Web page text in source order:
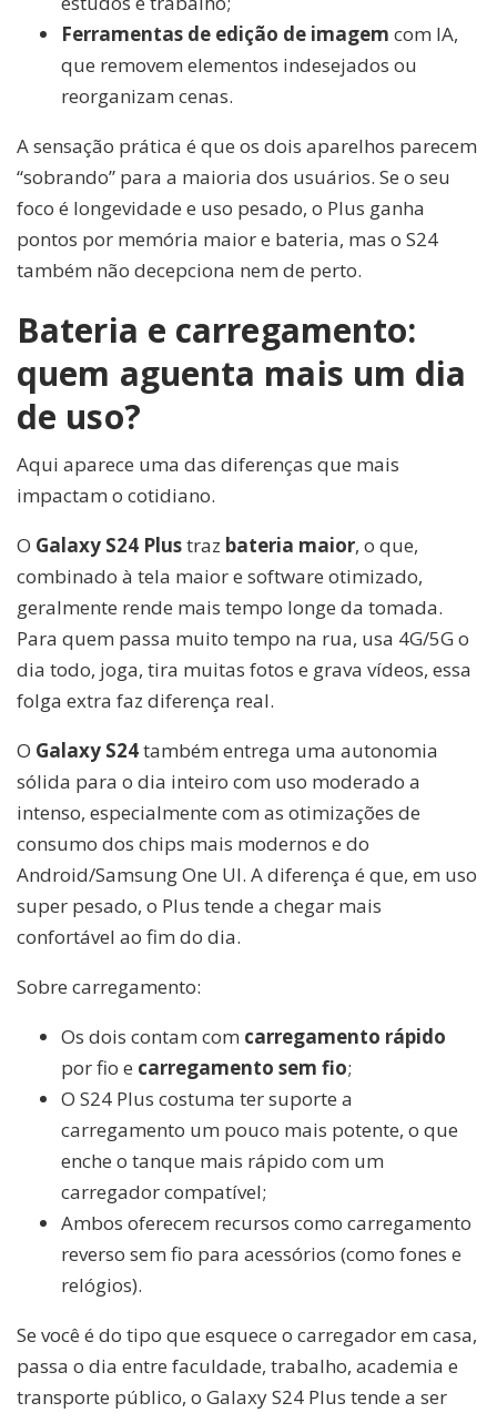
Ferramentas de edição de imagem com IA,
que removem elementos indesejados ou
reorganizam cenas.
A sensação prática é que os dois aparelhos parecem
“sobrando” para a maioria dos usuários. Se o seu
foco é longevidade e uso pesado, o Plus ganha
pontos por memória maior e bateria, mas o S24
também não decepciona nem de perto.
Bateria e carregamento:
quem aguenta mais um dia
de uso?
Aqui aparece uma das diferenças que mais
impactam o cotidiano.
O Galaxy S24 Plustraz bateria maior, o que,
combinado à tela maior e software otimizado,
geralmente rende mais tempo longe da tomada.
Para quem passa muito tempo na rua, usa 4G/5G o
dia todo, joga, tira muitas fotos e grava vídeos, essa
folga extra faz diferença real.
O Galaxy S24também entrega uma autonomia
sólida para o dia inteiro com uso moderado a
intenso, especialmente com as otimizações de
consumo dos chips mais modernos e do
Android/Samsung One UI. A diferença é que, em uso
super pesado, o Plus tende a chegar mais
confortável ao fim do dia.
Sobre carregamento:
Os dois contam com carregamento rápido
por fio e carregamento sem fio;
O S24 Plus costuma ter suporte a
carregamento um pouco mais potente, o que
enche o tanque mais rápido com um
carregador compatível;
Ambos oferecem recursos como carregamento
reverso sem fio para acessórios (como fones e
relógios).
Se você é do tipo que esquece o carregador em casa,
passa o dia entre faculdade, trabalho, academia e
transporte público, o Galaxy S24 Plus tende a ser